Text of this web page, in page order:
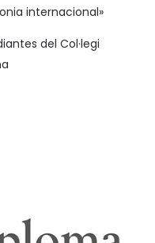
internacional»
del Col·legi